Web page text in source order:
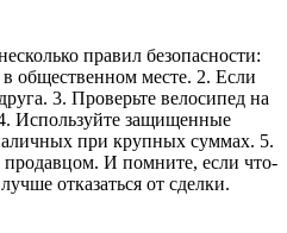
правил безопасности:
общественном месте. 2. Если
3. Проверьте велосипед на
Используйте защищенные
при крупных суммах. 5.
И помните, если что-
отказаться от сделки.